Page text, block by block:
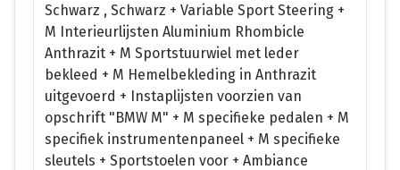
Schwarz , Schwarz + Variable Sport Steering +
M Interieurlijsten Aluminium Rhombicle
Anthrazit + M Sportstuurwiel met leder
bekleed + M Hemelbekleding in Anthrazit
uitgevoerd + Instaplijsten voorzien van
opschrift "BMW M" + M specifieke pedalen + M
specifiek instrumentenpaneel + M specifieke
sleutels + Sportstoelen voor + Ambiance